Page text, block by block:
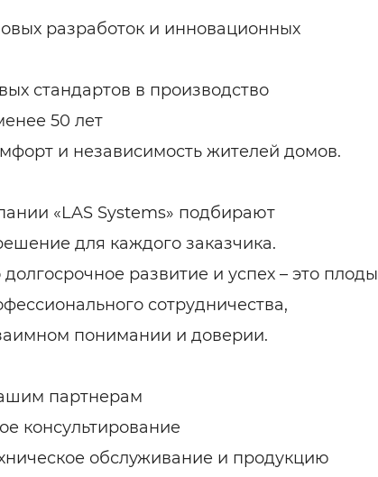
разработок и инновационных
стандартов в производство
50 лет
и независимость жителей домов.
«LAS Systems» подбирают
для каждого заказчика.
развитие и успех – это плоды
сотрудничества,
понимании и доверии.
партнерам
консультирование
обслуживание и продукцию